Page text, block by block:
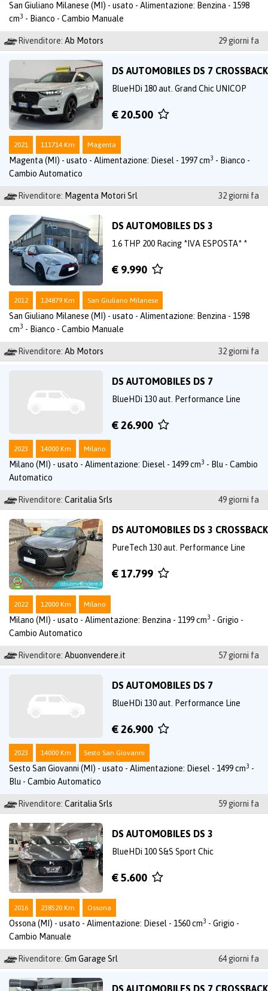
San Giuliano Milanese (MI) - usato - Alimentazione: Benzina - 1598
cm3 - Bianco - Cambio Manuale
Rivenditore: Ab Motors 29 giorni fa
DS AUTOMOBILES DS 7 CROSSBACK
BlueHDi 180 aut. Grand Chic UNICOP
€ 20.500
2021 111714 Km Magenta
Magenta (MI) - usato - Alimentazione: Diesel - 1997 cm3 - Bianco -
Cambio Automatico
Rivenditore: Magenta Motori Srl 32 giorni fa
DS AUTOMOBILES DS 3
1.6 THP 200 Racing *IVA ESPOSTA* *
€ 9.990
2012 124879 Km San Giuliano Milanese
San Giuliano Milanese (MI) - usato - Alimentazione: Benzina - 1598
cm3 - Bianco - Cambio Manuale
Rivenditore: Ab Motors 32 giorni fa
DS AUTOMOBILES DS 7
BlueHDi 130 aut. Performance Line
€ 26.900
2023 14000 Km Milano
Milano (MI) - usato - Alimentazione: Diesel - 1499 cm3 - Blu - Cambio
Automatico
Rivenditore: Caritalia Srls 49 giorni fa
DS AUTOMOBILES DS 3 CROSSBACK
PureTech 130 aut. Performance Line
€ 17.799
2022 12000 Km Milano
Milano (MI) - usato - Alimentazione: Benzina - 1199 cm3 - Grigio -
Cambio Automatico
Rivenditore: Abuonvendere.it 57 giorni fa
DS AUTOMOBILES DS 7
BlueHDi 130 aut. Performance Line
€ 26.900
2023 14000 Km Sesto San Giovanni
Sesto San Giovanni (MI) - usato - Alimentazione: Diesel - 1499 cm3 -
Blu - Cambio Automatico
Rivenditore: Caritalia Srls 59 giorni fa
DS AUTOMOBILES DS 3
BlueHDi 100 S&S Sport Chic
€ 5.600
2016 238520 Km Ossona
Ossona (MI) - usato - Alimentazione: Diesel - 1560 cm3 - Grigio -
Cambio Manuale
Rivenditore: Gm Garage Srl 64 giorni fa